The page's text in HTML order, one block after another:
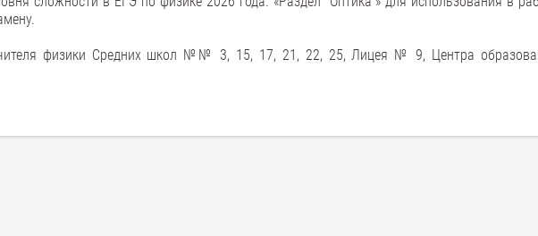
физики Средних школ №№ 3, 15, 17, 21, 22, 25, Лицея № 9, Центра